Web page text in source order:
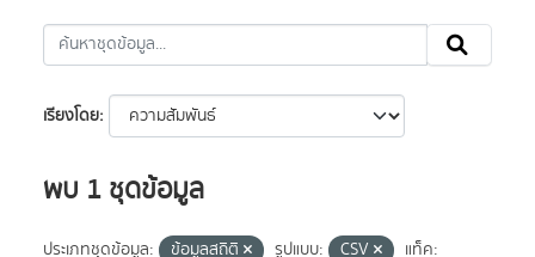
เรียงโดย
พบ 1 ชุดข้อมูล
ประเภทชุดข้อมูล: ข้อมูลสถิติ รูปแบบ: CSV
แท็ค: